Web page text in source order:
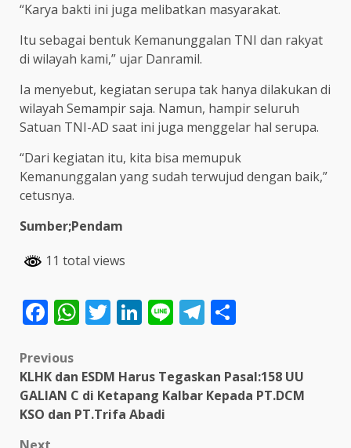
“Karya bakti ini juga melibatkan masyarakat.
Itu sebagai bentuk Kemanunggalan TNI dan rakyat
di wilayah kami,” ujar Danramil.
Ia menyebut, kegiatan serupa tak hanya dilakukan di
wilayah Semampir saja. Namun, hampir seluruh
Satuan TNI-AD saat ini juga menggelar hal serupa.
“Dari kegiatan itu, kita bisa memupuk
Kemanunggalan yang sudah terwujud dengan baik,”
cetusnya.
Sumber;Pendam
11 total views
Facebook
WhatsApp
Twitter
LinkedIn
LineTelegram
Post
navigation
Previous
KLHK dan ESDM Harus Tegaskan Pasal:158 UU
GALIAN C di Ketapang Kalbar Kepada PT.DCM
KSO dan PT.Trifa Abadi